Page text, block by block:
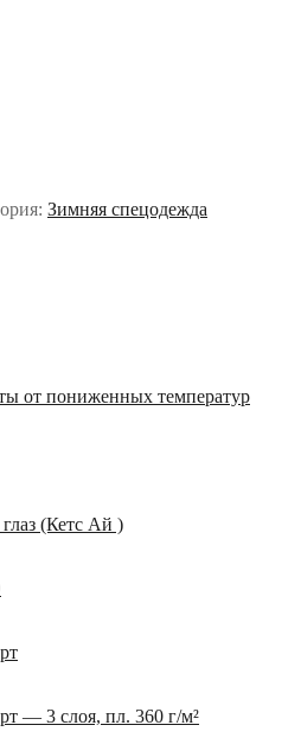
Зимняя спецодежда
от пониженных температур
(Кетс Ай )
— 3 слоя, пл. 360 г/м²